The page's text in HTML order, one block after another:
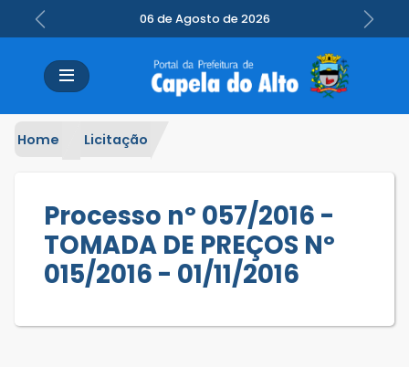
06 de Agosto de 2026
Previous Next
Home Licitação
Processo nº 057/2016 -
TOMADA DE PREÇOS Nº
015/2016 - 01/11/2016